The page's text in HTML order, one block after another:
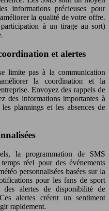
informations précieuses pour
la qualité de votre offre.
à un tirage au sort)
et alertes
limite pas à la communication
la coordination et la
Envoyez des rappels de
des informations importantes à
plannings et les absences de
la programmation de SMS
réel pour des événements
personnalisées basées sur la
pour les fans de sport
alertes de disponibilité de
alertes créent un sentiment
rapidement.